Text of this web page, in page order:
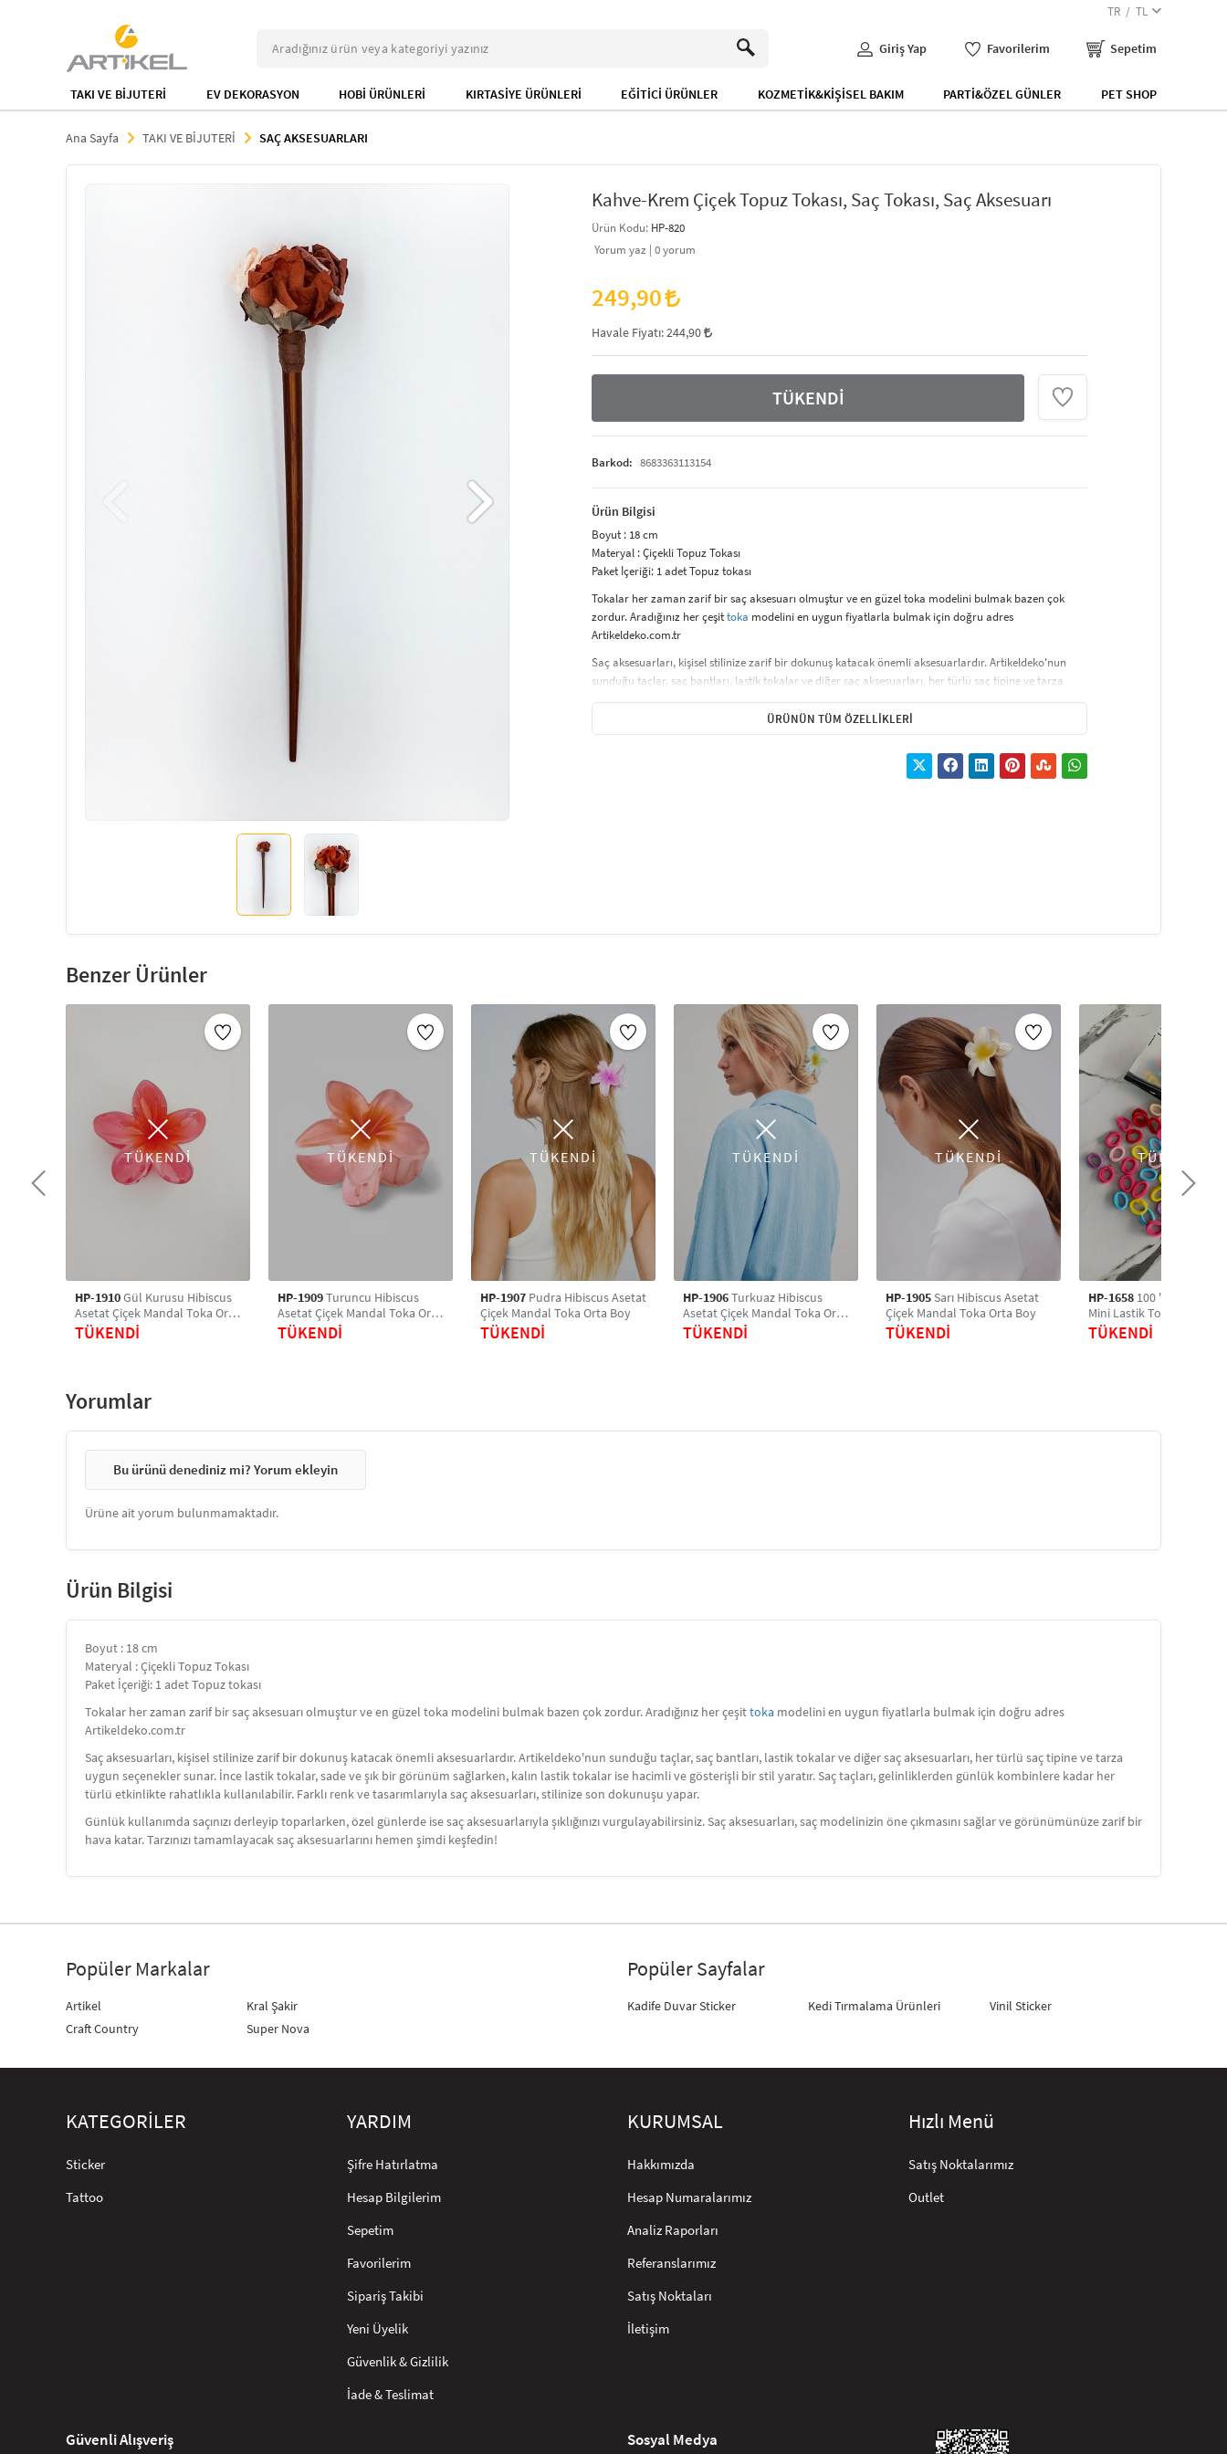
TR TL
Giriş Yap Favorilerim Sepetim
TAKI VE BİJUTERİ EV DEKORASYON HOBİ ÜRÜNLERİ KIRTASİYE ÜRÜNLERİ EĞİTİCİ ÜRÜNLER KOZMETİK&KİŞİSEL BAKIM PARTİ&ÖZEL GÜNLER PET SHOP
Ana Sayfa TAKI VE BİJUTERİ SAÇ AKSESUARLARI
Kahve-Krem Çiçek Topuz Tokası, Saç Tokası, Saç Aksesuarı
Ürün Kodu: HP-820
Yorum yaz | 0yorum
249,90
Havale Fiyatı:244,90
TÜKENDİ
Barkod: 8683363113154
Ürün Bilgisi
Boyut : 18 cm
Materyal : Çiçekli Topuz Tokası
Paket İçeriği: 1 adet Topuz tokası
Tokalar her zaman zarif bir saç aksesuarı olmuştur ve en güzel toka modelini bulmak bazen çok
zordur. Aradığınız her çeşittoka modelini en uygun fiyatlarla bulmak için doğru adres
Artikeldeko.com.tr
Saç aksesuarları, kişisel stilinize zarif bir dokunuş katacak önemli aksesuarlardır. Artikeldeko'nun
sunduğu taçlar, saç bantları, lastik tokalar ve diğer saç aksesuarları, her türlü saç tipine ve tarza
hacimli ve gösterişli bir stil yaratır. Saç taçları, gelinliklerden günlük kombinlere kadar her türlü
etkinlikte rahatlıkla kullanılabilir. Farklı renk ve tasarımlarıyla saç aksesuarları, stilinize son dokunuşu
Günlük kullanımda saçınızı derleyip toparlarken, özel günlerde ise saç aksesuarlarıyla şıklığınızı
ÜRÜNÜN TÜM ÖZELLIKLERI
Benzer Ürünler
TÜKENDİ
HP-1910Gül Kurusu Hibiscus
Asetat Çiçek Mandal Toka Orta
Boy
TÜKENDİ
TÜKENDİ
HP-1909Turuncu Hibiscus
Asetat Çiçek Mandal Toka Orta
Boy
TÜKENDİ
TÜKENDİ
HP-1907 Pudra Hibiscus Asetat
Çiçek Mandal Toka Orta Boy
TÜKENDİ
TÜKENDİ
HP-1906Turkuaz Hibiscus
Asetat Çiçek Mandal Toka Orta
Boy
TÜKENDİ
TÜKENDİ
HP-1905 Sarı Hibiscus Asetat
Çiçek Mandal Toka Orta Boy
TÜKENDİ
TÜKENDİ
HP-1658 100 'lü Karışık
Mini Lastik Toka, Saç
Saç Aksesuarı
TÜKENDİ
Yorumlar
Bu ürünü denediniz mi? Yorum ekleyin
Ürüne ait yorum bulunmamaktadır.
Ürün Bilgisi
Boyut : 18 cm
Materyal : Çiçekli Topuz Tokası
Paket İçeriği: 1 adet Topuz tokası
Tokalar her zaman zarif bir saç aksesuarı olmuştur ve en güzel toka modelini bulmak bazen çok zordur. Aradığınız her çeşittoka modelini en uygun fiyatlarla bulmak için doğru adres
Artikeldeko.com.tr
Saç aksesuarları, kişisel stilinize zarif bir dokunuş katacak önemli aksesuarlardır. Artikeldeko'nun sunduğu taçlar, saç bantları, lastik tokalar ve diğer saç aksesuarları, her türlü saç tipine ve tarza
uygun seçenekler sunar. İnce lastik tokalar, sade ve şık bir görünüm sağlarken, kalın lastik tokalar ise hacimli ve gösterişli bir stil yaratır. Saç taçları, gelinliklerden günlük kombinlere kadar her
türlü etkinlikte rahatlıkla kullanılabilir. Farklı renk ve tasarımlarıyla saç aksesuarları, stilinize son dokunuşu yapar.
Günlük kullanımda saçınızı derleyip toparlarken, özel günlerde ise saç aksesuarlarıyla şıklığınızı vurgulayabilirsiniz. Saç aksesuarları, saç modelinizin öne çıkmasını sağlar ve görünümünüze zarif bir
hava katar. Tarzınızı tamamlayacak saç aksesuarlarını hemen şimdi keşfedin!
Popüler Markalar
Artikel
Craft Country
Kral Şakir
Super Nova
Popüler Sayfalar
Kadife Duvar Sticker Kedi Tırmalama Ürünleri Vinil Sticker
KATEGORİLER
Sticker
Tattoo
YARDIM
Şifre Hatırlatma
Hesap Bilgilerim
Sepetim
Favorilerim
Sipariş Takibi
Yeni Üyelik
Güvenlik & Gizlilik
İade & Teslimat
KURUMSAL
Hakkımızda
Hesap Numaralarımız
Analiz Raporları
Referanslarımız
Satış Noktaları
İletişim
Hızlı Menü
Satış Noktalarımız
Outlet
Güvenli Alışveriş Sosyal Medya